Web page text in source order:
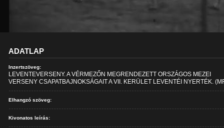
ADATLAP
Inzertszöveg:
LEVENTEVERSENY. A VÉRMEZŐN MEGRENDEZETT ORSZÁGOS MEZEI
VERSENY CSAPATBAJNOKSÁGAIT A VII. KERÜLET LEVENTÉI NYERTÉK.
Elhangzó szöveg:
Kivonatos leírás: